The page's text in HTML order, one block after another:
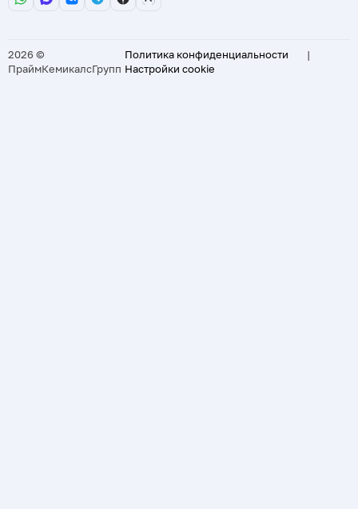
2026 ©
ПраймКемикалсГрупп
Политика конфиденциальности
|
Настройки cookie